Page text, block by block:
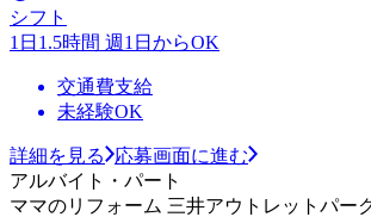
シフト
1日1.5時間 週1日からOK
交通費支給
未経験OK
詳細を見る
応募画面に進む
アルバイト・パート
ママのリフォーム 三井アウトレットパー